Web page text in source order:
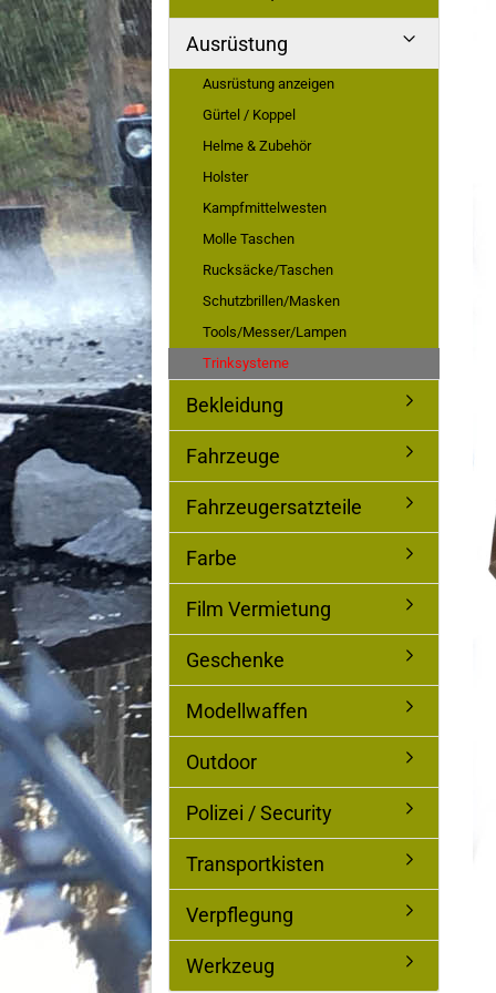
Ausrüstung
Ausrüstung anzeigen
Gürtel / Koppel
Helme & Zubehör
Holster
Kampfmittelwesten
Molle Taschen
Rucksäcke/Taschen
Schutzbrillen/Masken
Tools/Messer/Lampen
Trinksysteme
Bekleidung
Fahrzeuge
Fahrzeugersatzteile
Farbe
Film Vermietung
Geschenke
Modellwaffen
Outdoor
Polizei / Security
Transportkisten
Verpflegung
Werkzeug